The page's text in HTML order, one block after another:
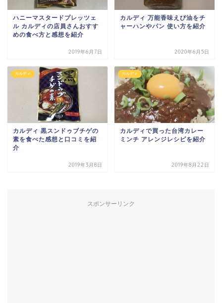
ハニーマスタードプレッツェ
ル カルディの店員さんおすす
めの食べ方と感想を紹介
2019年6月7日
カルディ 万能香味えび油をチ
ャーハンやパン 使い方を紹介
2020年6月5日
カルディ
カルディ 黒スンドゥブチゲの
素を食べた感想と口コミを紹
介
2019年3月8日
カルディ
カルディで買った台湾カレー
ミンチ アレンジレシピを紹介
2019年8月22日
スポンサーリンク